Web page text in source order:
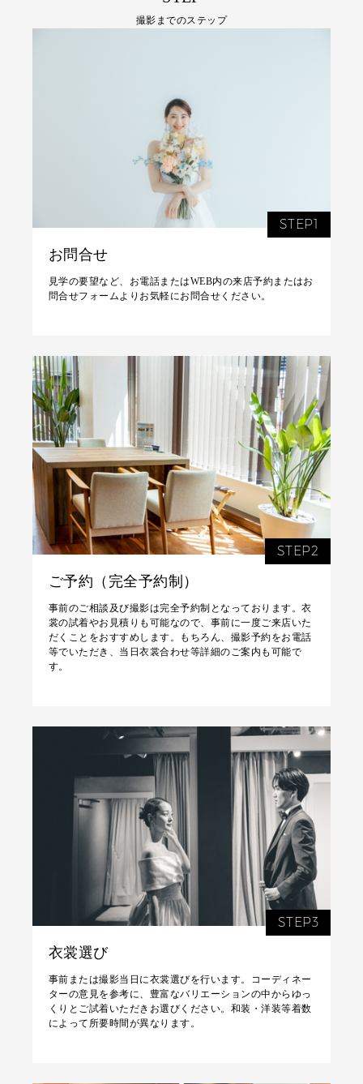
撮影までのステップ
STEP1
お問合せ
見学の要望など、お電話またはWEB内の来店予約またはお
問合せフォームよりお気軽にお問合せください。
STEP2
ご予約（完全予約制）
事前のご相談及び撮影は完全予約制となっております。衣
裳の試着やお見積りも可能なので、事前に一度ご来店いた
だくことをおすすめします。もちろん、撮影予約をお電話
等でいただき、当日衣裳合わせ等詳細のご案内も可能で
す。
STEP3
衣裳選び
事前または撮影当日に衣裳選びを行います。コーディネー
ターの意見を参考に、豊富なバリエーションの中からゆっ
くりとご試着いただきお選びください。和装・洋装等着数
によって所要時間が異なります。